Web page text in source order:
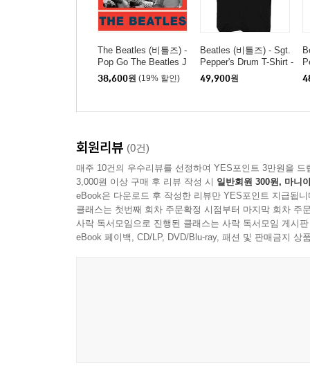
The Beatles (비틀즈) -
Pop Go The Beatles J
une 1st 1963 [7인치 Vi
nyl]
38,600원 (19% 할인)
Beatles (비틀즈) - Sgt.
Pepper's Drum T-Shirt -
2X Large Black
49,900원
회원리뷰 (0건)
매주 10건의 우수리뷰를 선정하여 YES포인트 3만원을 드
3,000원 이상 구매 후 리뷰 작성 시 일반회원 300원, 마니
eBook은 다운로드 후 작성한 리뷰만 YES포인트 지급됩니
클래스는 첫번째 회차 주문확정 시점부터 마지막 회차 주
사락 독서모임으로 진행된 클래스는 사락 독서모임 게시
eBook 페이백, CD/LP, DVD/Blu-ray, 패션 및 판매금지 상